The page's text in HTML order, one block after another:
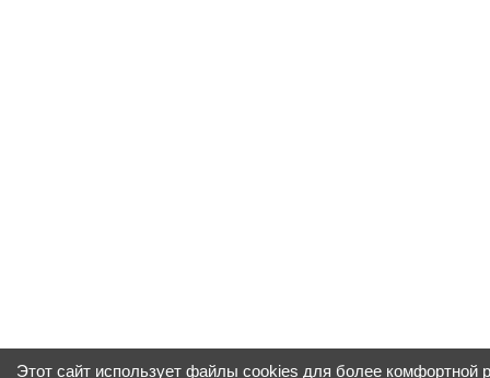
Этот сайт использует файлы cookies для более комфортной